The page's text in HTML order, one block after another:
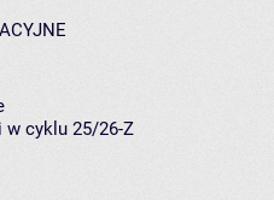
w cyklu 25/26-Z